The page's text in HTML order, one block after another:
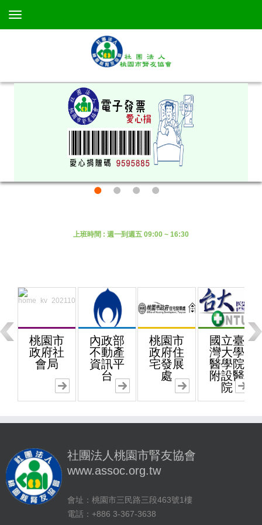
TEL：+886 3-367-3638 +886 3-367-3638
上班時間 : 週一到週五 09:00 ~ 16:30
桃園市
政府社
會局
內政部
不動產
資訊平
台
桃園市
政府住
宅發展
處
國立臺
灣大學
醫學院
附設醫
院
社團法人桃園市腎友協會
www.assoc.org.tw
會址：桃園市三民路三段463號1樓
電話：+886 3-367-3638